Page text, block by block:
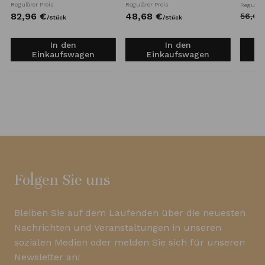
Regulärer Preis
82,96 €/Stück
In den
Einkaufswagen
Regulärer Preis
48,68 €/Stück
In den
Einkaufswagen
56,68
Folgen Sie uns
Bleiben Sie auf dem Laufenden über die neuesten
Nachrichten und Veranstaltungen in unseren
sozialen Medien oder melden Sie sich für unseren
Newsletter an!